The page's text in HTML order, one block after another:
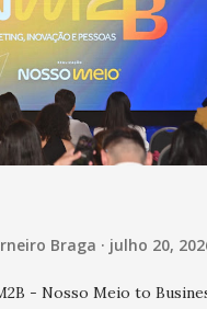
um vírus diferente, com
que outros coronavírus”,
ele, é uma epidemia com
podendo gerar um grande
de saúde. “Precisamos
da doença, para não
Braga julho 20,
- Nosso Meio to